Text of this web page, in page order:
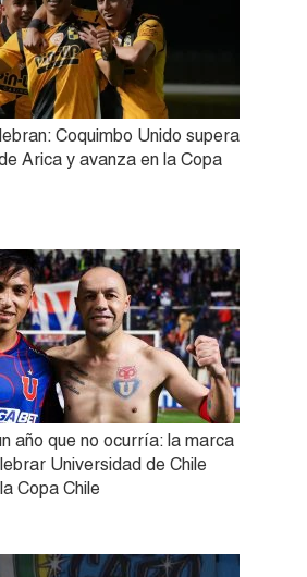
Coquimbo Unido supera
Arica y avanza en la Copa
año que no ocurría: la marca
Universidad de Chile
Copa Chile